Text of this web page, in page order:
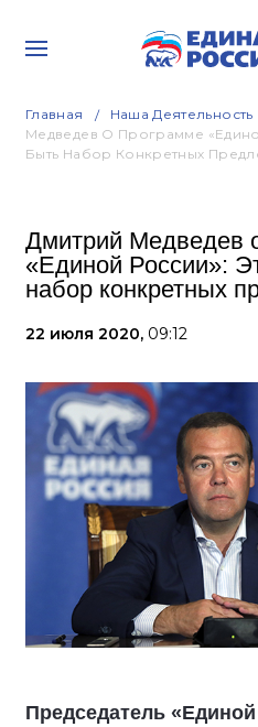
Главная Наша Деятельность
Медведев О Программе
Быть Набор Конкретных
Дмитрий Медведев
«Единой России»:
набор конкретных
22 июля 2020, 09:12
Председатель